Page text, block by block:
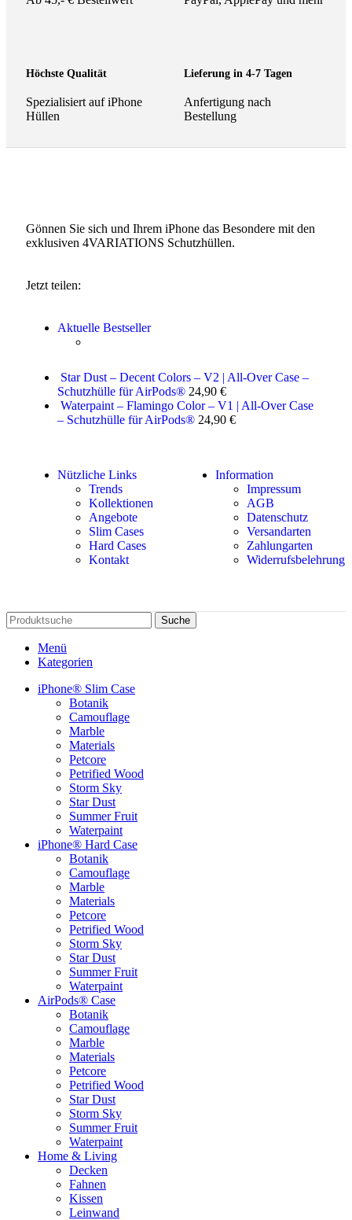
Höchste Qualität
Spezialisiert auf iPhone
Hüllen
Lieferung in 4-7 Tagen
Anfertigung nach
Bestellung
Gönnen Sie sich und Ihrem iPhone das Besondere mit den
exklusiven 4VARIATIONS Schutzhüllen.
Jetzt teilen:
Aktuelle Bestseller
Star Dust – Decent Colors – V2 | All-Over Case –
Schutzhülle für AirPods® 24,90 €
Waterpaint – Flamingo Color – V1 | All-Over Case
– Schutzhülle für AirPods® 24,90 €
Nützliche Links
Trends
Kollektionen
Angebote
Slim Cases
Hard Cases
Kontakt
Information
Impressum
AGB
Datenschutz
Versandarten
Zahlungarten
Widerrufsbelehrung
Suche
Menü
Kategorien
iPhone® Slim Case
Botanik
Camouflage
Marble
Materials
Petcore
Petrified Wood
Storm Sky
Star Dust
Summer Fruit
Waterpaint
iPhone® Hard Case
Botanik
Camouflage
Marble
Materials
Petcore
Petrified Wood
Storm Sky
Star Dust
Summer Fruit
Waterpaint
AirPods® Case
Botanik
Camouflage
Marble
Materials
Petcore
Petrified Wood
Star Dust
Storm Sky
Summer Fruit
Waterpaint
Home & Living
Decken
Fahnen
Kissen
Leinwand